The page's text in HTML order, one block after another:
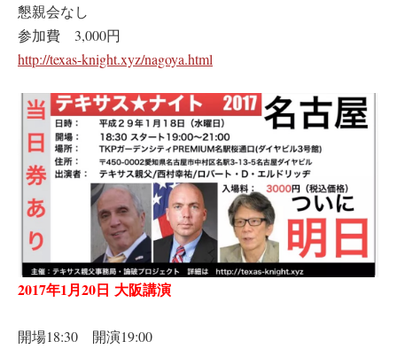
懇親会なし
参加費 3,000円
http://texas-knight.xyz/nagoya.html
2017年1月20日 大阪講演
開場18:30 開演19:00